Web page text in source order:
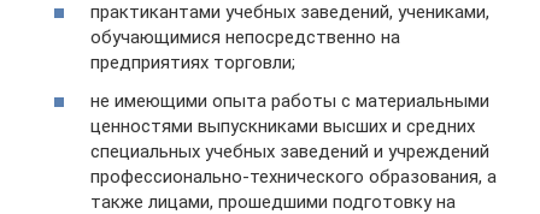
практикантами учебных заведений, учениками,
обучающимися непосредственно на
предприятиях торговли;
не имеющими опыта работы с материальными
ценностями выпускниками высших и средних
специальных учебных заведений и учреждений
профессионально-технического образования, а
также лицами, прошедшими подготовку на